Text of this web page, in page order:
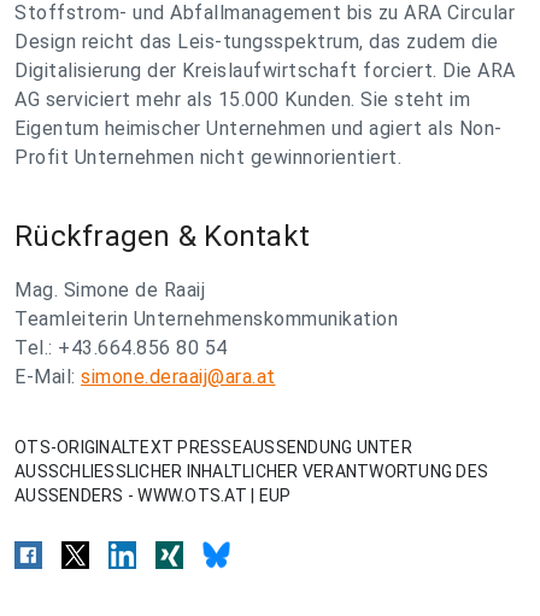
Stoffstrom- und Abfallmanagement bis zu ARA Circular
Design reicht das Leis-tungsspektrum, das zudem die
Digitalisierung der Kreislaufwirtschaft forciert. Die ARA
AG serviciert mehr als 15.000 Kunden. Sie steht im
Eigentum heimischer Unternehmen und agiert als Non-
Profit Unternehmen nicht gewinnorientiert.
Rückfragen & Kontakt
Mag. Simone de Raaij
Teamleiterin Unternehmenskommunikation
Tel.: +43.664.856 80 54
E-Mail: simone.deraaij@ara.at
OTS-ORIGINALTEXT PRESSEAUSSENDUNG UNTER
AUSSCHLIESSLICHER INHALTLICHER VERANTWORTUNG DES
AUSSENDERS - WWW.OTS.AT | EUP